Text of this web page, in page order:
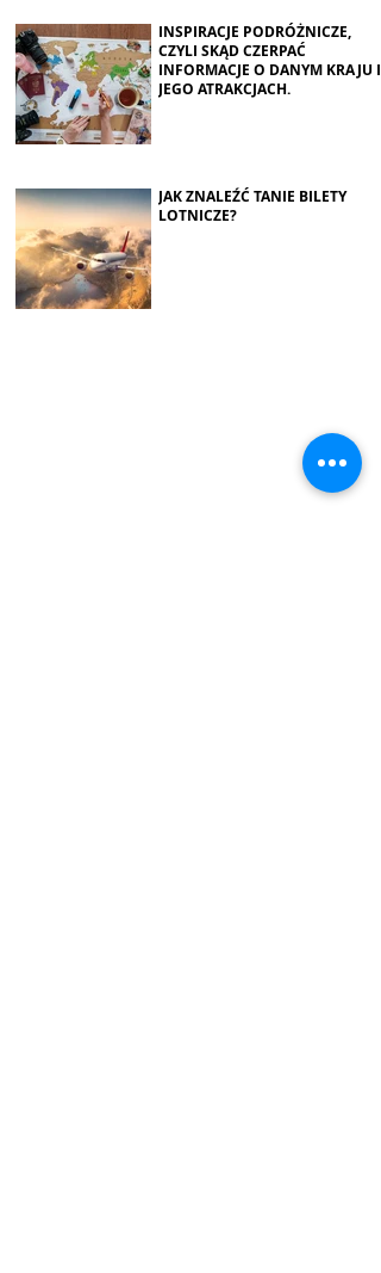
INSPIRACJE PODRÓŻNICZE,
CZYLI SKĄD CZERPAĆ
INFORMACJE O DANYM KRAJU I
JEGO ATRAKCJACH.
JAK ZNALEŹĆ TANIE BILETY
LOTNICZE?